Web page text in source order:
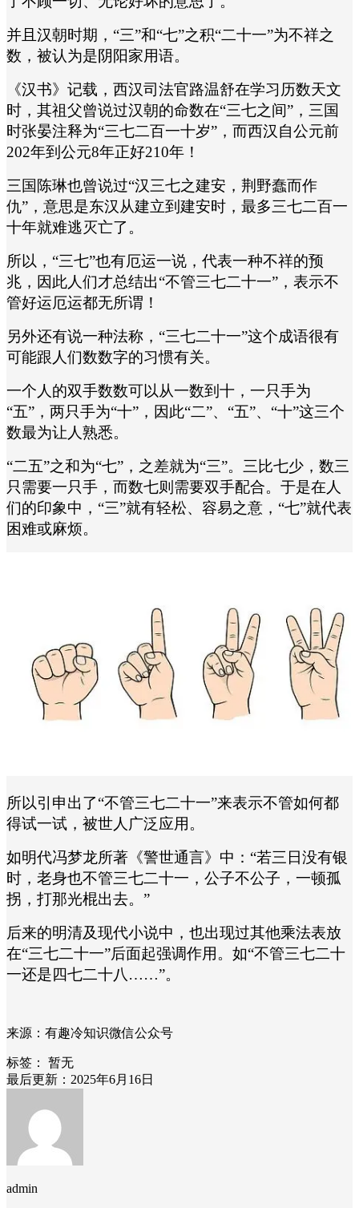
并且汉朝时期，“三”和“七”之积“二十一”为不祥之
数，被认为是阴阳家用语。
《汉书》记载，西汉司法官路温舒在学习历数天文
时，其祖父曾说过汉朝的命数在“三七之间”，三国
时张晏注释为“三七二百一十岁”，而西汉自公元前
202年到公元8年正好210年！
三国陈琳也曾说过“汉三七之建安，荆野蠢而作
仇”，意思是东汉从建立到建安时，最多三七二百一
十年就难逃灭亡了。
所以，“三七”也有厄运一说，代表一种不祥的预
兆，因此人们才总结出“不管三七二十一”，表示不
管好运厄运都无所谓！
另外还有说一种法称，“三七二十一”这个成语很有
可能跟人们数数字的习惯有关。
一个人的双手数数可以从一数到十，一只手为
“五”，两只手为“十”，因此“二”、“五”、“十”这三个
数最为让人熟悉。
“二五”之和为“七”，之差就为“三”。三比七少，数三
只需要一只手，而数七则需要双手配合。于是在人
们的印象中，“三”就有轻松、容易之意，“七”就代表
困难或麻烦。
所以引申出了“不管三七二十一”来表示不管如何都
得试一试，被世人广泛应用。
如明代冯梦龙所著《警世通言》中：“若三日没有银
时，老身也不管三七二十一，公子不公子，一顿孤
拐，打那光棍出去。”
后来的明清及现代小说中，也出现过其他乘法表放
在“三七二十一”后面起强调作用。如“不管三七二十
一还是四七二十八……”。
来源：有趣冷知识微信公众号
标签：
暂无
最后更新：2025年6月16日
admin